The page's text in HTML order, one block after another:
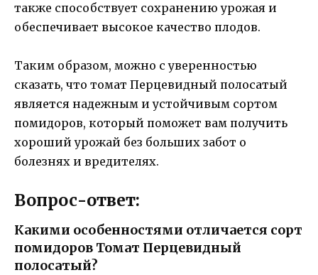
также способствует сохранению урожая и
обеспечивает высокое качество плодов.
Таким образом, можно с уверенностью
сказать, что томат Перцевидный полосатый
является надежным и устойчивым сортом
помидоров, который поможет вам получить
хороший урожай без больших забот о
болезнях и вредителях.
Вопрос-ответ:
Какими особенностями отличается сорт
помидоров Томат Перцевидный
полосатый?